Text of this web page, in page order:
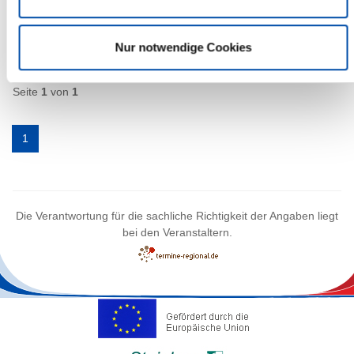
Nur notwendige Cookies
1 Veranstaltungen
Seite 1 von 1
1
Die Verantwortung für die sachliche Richtigkeit der Angaben liegt
bei den Veranstaltern.